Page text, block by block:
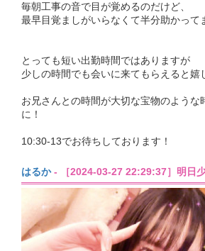
毎朝工事の音で目が覚めるのだけど、
最早目覚ましがいらなくて半分助かって
とっても短い出勤時間ではありますが
少しの時間でも会いに来てもらえると嬉
お兄さんとの時間が大切な宝物のような
に！
10:30-13でお待ちしております！
はるか- ［2024-03-27 22:29:37］明日少